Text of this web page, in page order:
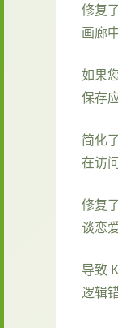
修复
画廊
如果
保存
简化
在访
修复
谈恋爱
导致
逻辑